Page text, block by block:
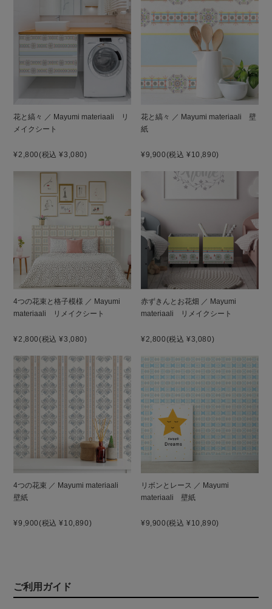
花と縞々 ／ Mayumi materiaali リ
メイクシート
¥2,800(税込 ¥3,080)
花と縞々 ／ Mayumi materiaali 壁
紙
¥9,900(税込 ¥10,890)
4つの花束と格子模様 ／ Mayumi
materiaali リメイクシート
¥2,800(税込 ¥3,080)
赤ずきんとお花畑 ／ Mayumi
materiaali リメイクシート
¥2,800(税込 ¥3,080)
4つの花束 ／ Mayumi materiaali
壁紙
¥9,900(税込 ¥10,890)
リボンとレース ／ Mayumi
materiaali 壁紙
¥9,900(税込 ¥10,890)
ご利用ガイド